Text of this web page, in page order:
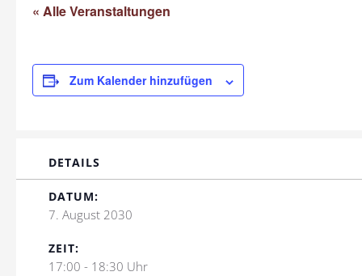
« Alle Veranstaltungen
Zum Kalender hinzufügen
DETAILS
DATUM:
7. August 2030
ZEIT:
17:00 - 18:30 Uhr